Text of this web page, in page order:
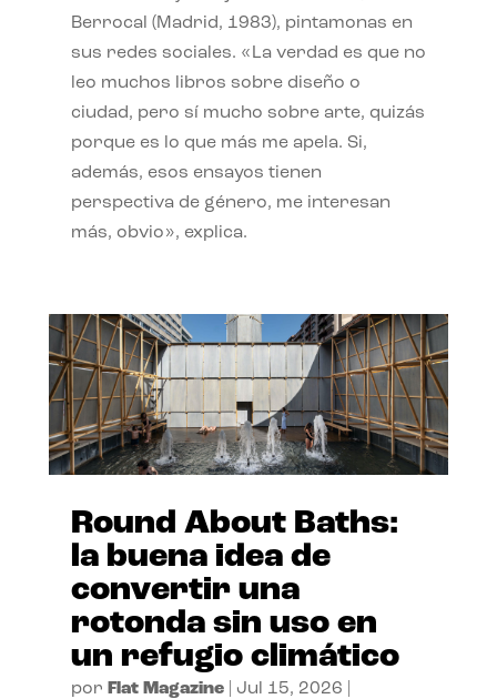
Berrocal (Madrid, 1983), pintamonas en
sus redes sociales. «La verdad es que no
leo muchos libros sobre diseño o
ciudad, pero sí mucho sobre arte, quizás
porque es lo que más me apela. Si,
además, esos ensayos tienen
perspectiva de género, me interesan
más, obvio», explica.
Round About Baths:
la buena idea de
convertir una
rotonda sin uso en
un refugio climático
por Flat Magazine| Jul 15, 2026